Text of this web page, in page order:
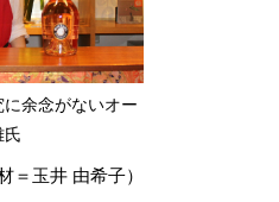
余念がないオー
＝玉井 由希子）